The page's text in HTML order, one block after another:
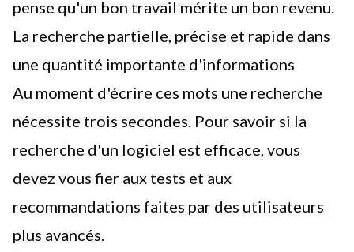
pense qu'un bon travail mérite un bon revenu.
La recherche partielle, précise et rapide dans
une quantité importante d'informations
Au moment d'écrire ces mots une recherche
nécessite trois secondes. Pour savoir si la
recherche d'un logiciel est efficace, vous
devez vous fier aux tests et aux
recommandations faites par des utilisateurs
plus avancés.